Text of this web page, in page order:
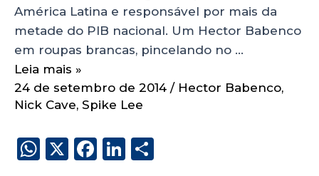
América Latina e responsável por mais da
metade do PIB nacional. Um Hector Babenco
em roupas brancas, pincelando no …
Leia mais »
24 de setembro de 2014 / Hector Babenco,
Nick Cave, Spike Lee
W X
F
Li